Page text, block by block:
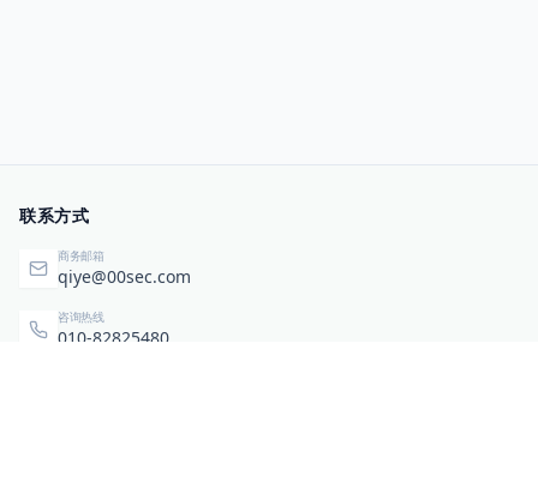
联系方式
商务邮箱
qiye@00sec.com
咨询热线
010-82825480